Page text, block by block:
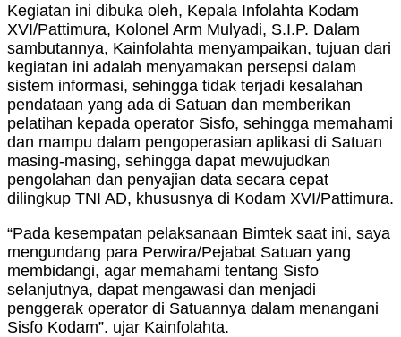
Kegiatan ini dibuka oleh, Kepala Infolahta Kodam
XVI/Pattimura, Kolonel Arm Mulyadi, S.I.P. Dalam
sambutannya, Kainfolahta menyampaikan, tujuan dari
kegiatan ini adalah menyamakan persepsi dalam
sistem informasi, sehingga tidak terjadi kesalahan
pendataan yang ada di Satuan dan memberikan
pelatihan kepada operator Sisfo, sehingga memahami
dan mampu dalam pengoperasian aplikasi di Satuan
masing-masing, sehingga dapat mewujudkan
pengolahan dan penyajian data secara cepat
dilingkup TNI AD, khususnya di Kodam XVI/Pattimura.
“Pada kesempatan pelaksanaan Bimtek saat ini, saya
mengundang para Perwira/Pejabat Satuan yang
membidangi, agar memahami tentang Sisfo
selanjutnya, dapat mengawasi dan menjadi
penggerak operator di Satuannya dalam menangani
Sisfo Kodam”. ujar Kainfolahta.